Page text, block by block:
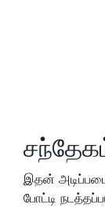
இதன்
போட்டி